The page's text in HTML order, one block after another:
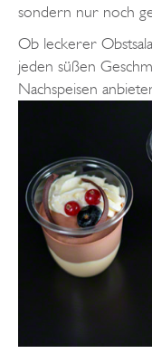
sondern nur noch
Ob leckerer
jeden süßen
Nachspeisen